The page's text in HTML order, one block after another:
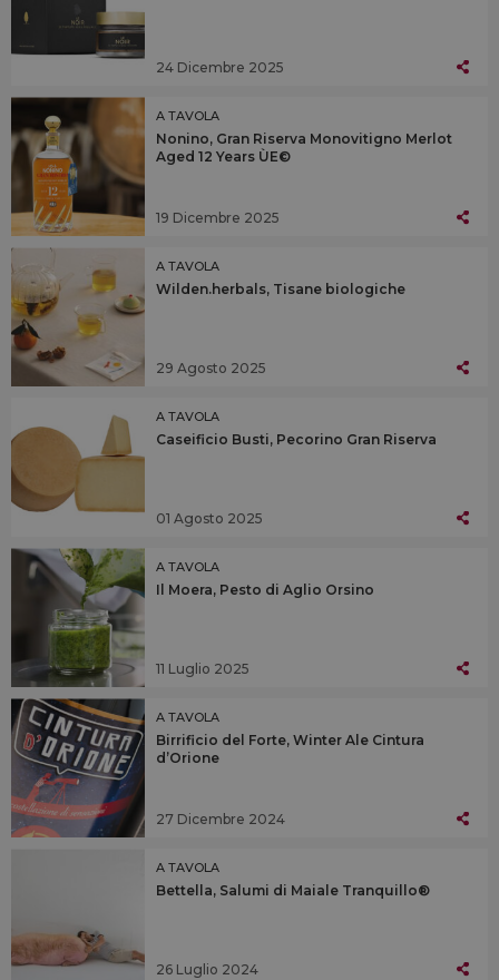
24 Dicembre 2025
A TAVOLA
Nonino, Gran Riserva Monovitigno Merlot
Aged 12 Years ÙE©
19 Dicembre 2025
A TAVOLA
Wilden.herbals, Tisane biologiche
29 Agosto 2025
A TAVOLA
Caseificio Busti, Pecorino Gran Riserva
01 Agosto 2025
A TAVOLA
Il Moera, Pesto di Aglio Orsino
11 Luglio 2025
A TAVOLA
Birrificio del Forte, Winter Ale Cintura
d’Orione
27 Dicembre 2024
A TAVOLA
Bettella, Salumi di Maiale Tranquillo®
26 Luglio 2024